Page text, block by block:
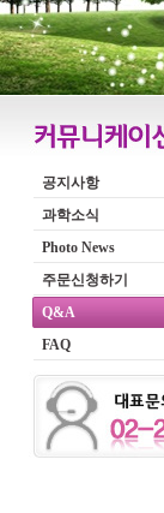
공지사항
과학소식
Photo News
주문신청하기
Q&A
FAQ